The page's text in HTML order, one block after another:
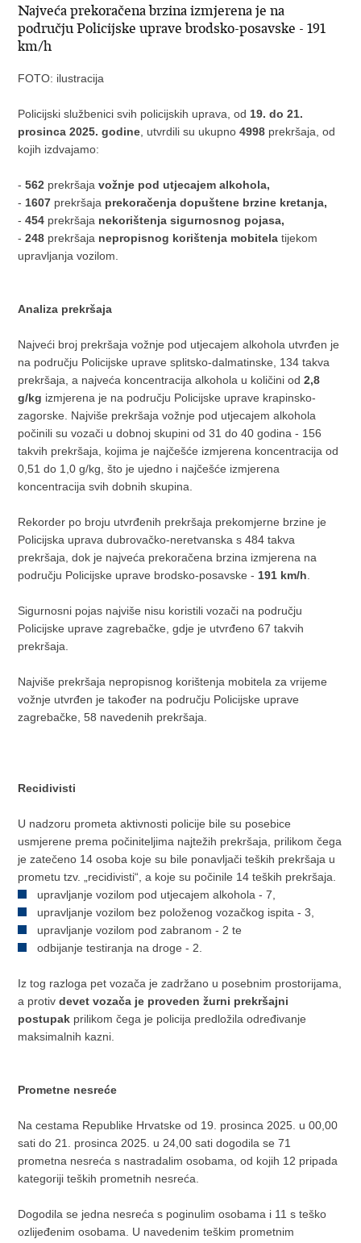
Najveća prekoračena brzina izmjerena je na
području Policijske uprave brodsko-posavske - 191
km/h
FOTO: ilustracija
Policijski službenici svih policijskih uprava, od 19. do 21.
prosinca 2025. godine , utvrdili su ukupno4998 prekršaja, od
kojih izdvajamo:
-562 prekršajavožnje pod utjecajem alkohola,
- 1607 prekršaja prekoračenja dopuštene brzine kretanja,
-454 prekršaja nekorištenja sigurnosnog pojasa,
-248 prekršaja nepropisnog korištenja mobitelatijekom
upravljanja vozilom.
Analiza prekršaja
Najveći broj prekršaja vožnje pod utjecajem alkohola utvrđen je
na području Policijske uprave splitsko-dalmatinske, 134 takva
prekršaja, a najveća koncentracija alkohola u količini od2,8
g/kg izmjerena je na području Policijske uprave krapinsko-
zagorske. Najviše prekršaja vožnje pod utjecajem alkohola
počinili su vozači u dobnoj skupini od 31 do 40 godina - 156
takvih prekršaja, kojima je najčešće izmjerena koncentracija od
0,51 do 1,0 g/kg, što je ujedno i najčešće izmjerena
koncentracija svih dobnih skupina.
Rekorder po broju utvrđenih prekršaja prekomjerne brzine je
Policijska uprava dubrovačko-neretvanska s 484 takva
prekršaja, dok je najveća prekoračena brzina izmjerena na
području Policijske uprave brodsko-posavske - 191 km/h
Sigurnosni pojas najviše nisu koristili vozači na području
Policijske uprave zagrebačke, gdje je utvrđeno 67 takvih
prekršaja.
Najviše prekršaja nepropisnog korištenja mobitela za vrijeme
vožnje utvrđen je također na području Policijske uprave
zagrebačke, 58 navedenih prekršaja.
Recidivisti
U nadzoru prometa aktivnosti policije bile su posebice
usmjerene prema počiniteljima najtežih prekršaja, prilikom čega
je zatečeno 14 osoba koje su bile ponavljači teških prekršaja u
prometu tzv. „recidivisti“, a koje su počinile 14 teških prekršaja.
upravljanje vozilom pod utjecajem alkohola - 7,
upravljanje vozilom bez položenog vozačkog ispita - 3,
upravljanje vozilom pod zabranom - 2 te
odbijanje testiranja na droge - 2.
Iz tog razloga pet vozača je zadržano u posebnim prostorijama,
a protivdevet vozača je proveden žurni prekršajni
postupak prilikom čega je policija predložila određivanje
maksimalnih kazni.
Prometne nesreće
Na cestama Republike Hrvatske od 19. prosinca 2025. u 00,00
sati do 21. prosinca 2025. u 24,00 sati dogodila se 71
prometna nesreća s nastradalim osobama, od kojih 12 pripada
kategoriji teških prometnih nesreća.
Dogodila se jedna nesreća s poginulim osobama i 11 s teško
ozlijeđenim osobama. U navedenim teškim prometnim